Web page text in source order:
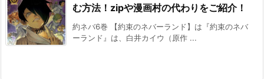
む方法！zipや漫画村の代わりをご紹介！
約ネバ6巻 【約束のネバーランド】は『約束のネバ
ーランド』は、白井カイウ（原作 ...